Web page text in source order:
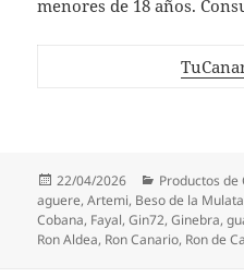
menores de 18 años.
Publicado
el
22/04/2026 Categorías
Productos de
aguere,Artemi, Beso de la Mulata
Cobana, Fayal,Gin72,Ginebra,
Ron Aldea, Ron Canario, Ron de